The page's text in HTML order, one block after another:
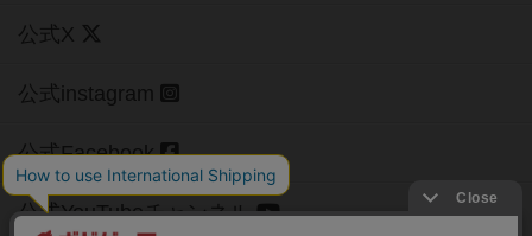
公式X
公式instagram
公式Facebook
公式YouTubeチャンネル